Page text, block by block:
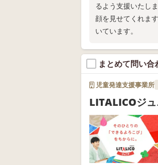
るよう支援いたし
顔を見せてくれま
いています。
まとめて問い合
児童発達支援事業所
LITALICOジ